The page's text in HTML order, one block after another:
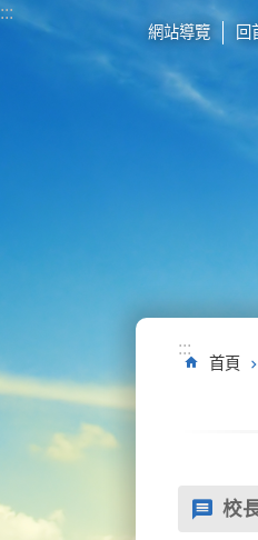
跳到主要內容區塊
:::
網站導覽 回
:::
首頁
校